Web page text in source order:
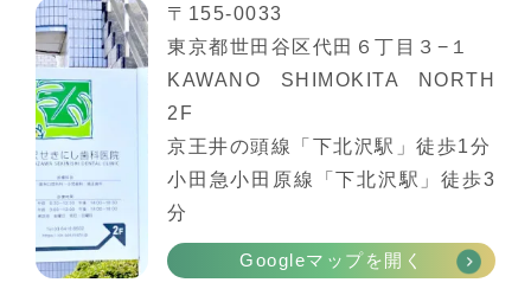
〒155-0033
東京都世田谷区代田６丁目３−１
KAWANO SHIMOKITA NORTH
2F
京王井の頭線「下北沢駅」徒歩1分
小田急小田原線「下北沢駅」徒歩3
分
Googleマップを開く